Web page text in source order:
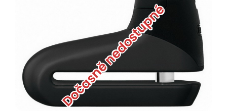
Dočasně nedostupné